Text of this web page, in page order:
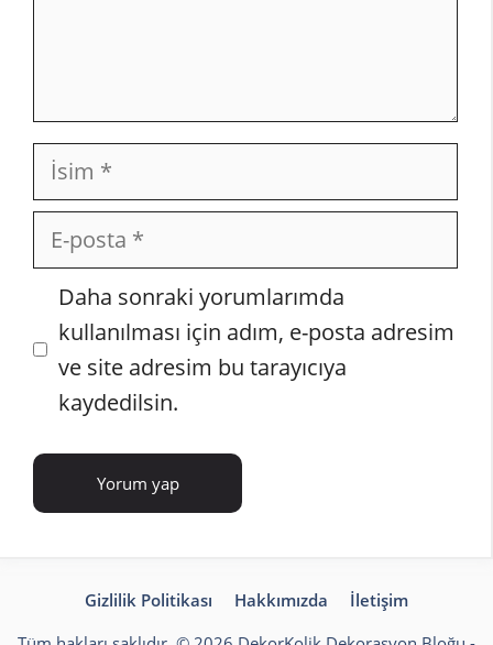
İsim
posta
İnternet
sitesi
Daha sonraki yorumlarımda
kullanılması için adım, e-posta adresim
ve site adresim bu tarayıcıya
kaydedilsin.
Gizlilik Politikası Hakkımızda
İletişim